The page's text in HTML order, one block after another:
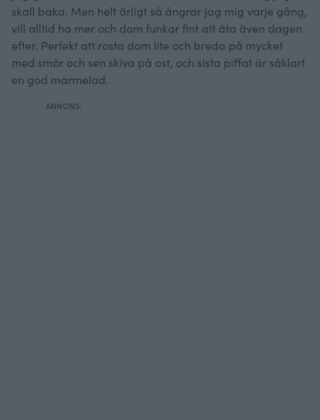
skall baka. Men helt ärligt så ångrar jag mig varje gång,
vill alltid ha mer och dom funkar fint att äta även dagen
efter. Perfekt att rosta dom lite och breda på mycket
med smör och sen skiva på ost, och sista piffat är såklart
en god marmelad.